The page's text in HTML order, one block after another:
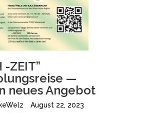
-ZEIT”
—
neues Angebot
August 22, 2023